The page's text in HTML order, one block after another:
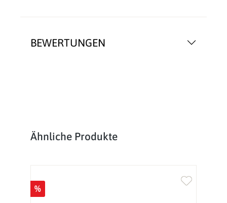
BEWERTUNGEN
Produktgalerie überspringen
Ähnliche Produkte
%